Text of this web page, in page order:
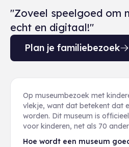
"Zoveel speelgoed om
echt en digitaal!"
Plan je familiebezoek
Op museumbezoek met
vlekje, want dat betekent dat
worden. Dit museum is
voor kinderen, net als 70
Hoe wordt een museum